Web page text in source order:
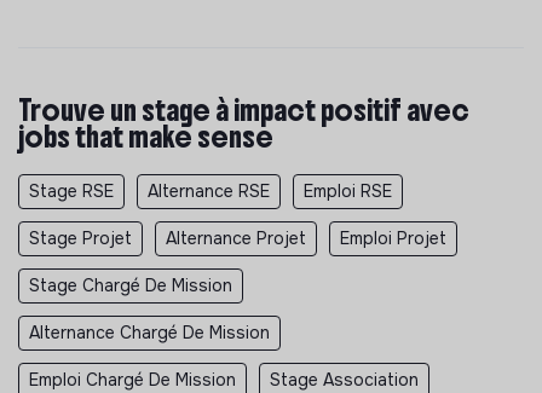
Trouve un stage à impact positif avec
jobs that make sense
Stage RSE Alternance RSE Emploi RSE
Stage Projet Alternance Projet Emploi Projet
Stage Chargé De Mission
Alternance Chargé De Mission
Emploi Chargé De Mission Stage Association